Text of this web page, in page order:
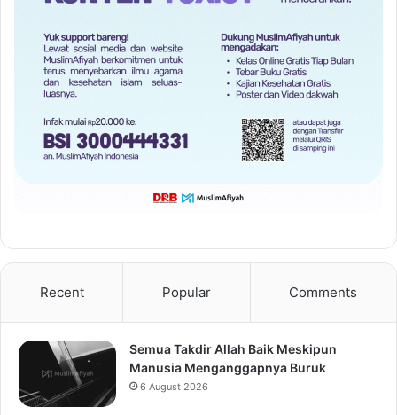
Recent Popular Comments
Semua Takdir Allah Baik Meskipun
Manusia Menganggapnya Buruk
6 August 2026